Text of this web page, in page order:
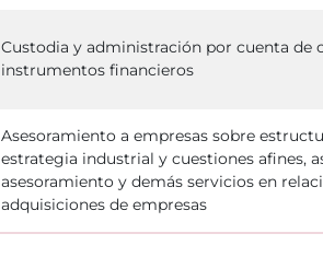
Custodia y administración por cuenta de
instrumentos financieros
Asesoramiento a empresas sobre
estrategia industrial y cuestiones afines,
asesoramiento y demás servicios en
adquisiciones de empresas